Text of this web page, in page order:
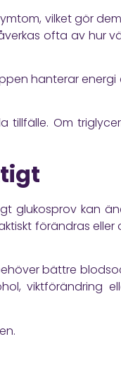
vilket gör
ofta av hur
hanterar
Om
glukosprov kan
förändras eller
bättre
viktförändring